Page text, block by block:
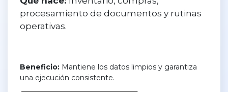
procesamiento de documentos y rutinas
operativas.
Beneficio: Mantiene los datos limpios y garantiza
una ejecución consistente.